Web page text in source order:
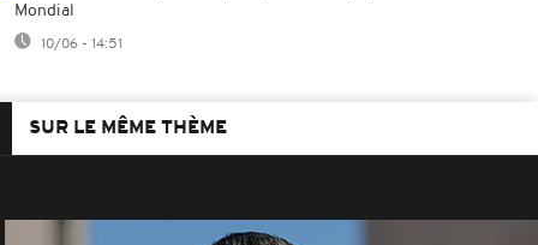
Mondial
10/06 - 14:51
SUR LE MÊME THÈME